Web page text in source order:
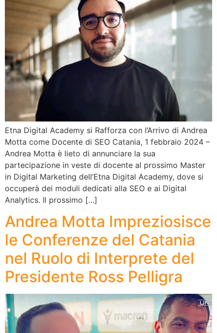
Etna Digital Academy si Rafforza con l’Arrivo di Andrea
Motta come Docente di SEO Catania, 1 febbraio 2024 –
Andrea Motta è lieto di annunciare la sua
partecipazione in veste di docente al prossimo Master
in Digital Marketing dell’Etna Digital Academy, dove si
occuperà dei moduli dedicati alla SEO e ai Digital
Analytics. Il prossimo […]
Andrea Motta Impreziosisce
le Conferenze del Catania
nel Ruolo di Interprete del
Presidente Ross Pelligra